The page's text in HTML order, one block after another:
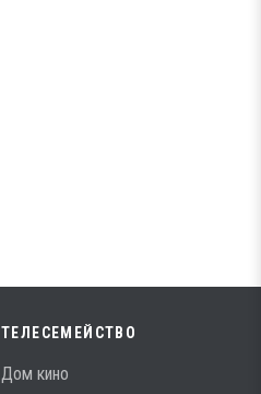
ТЕЛЕСЕМЕЙСТВО
Дом кино